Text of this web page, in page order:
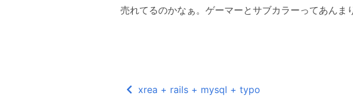
売れてるのかなぁ。ゲーマーとサブカラーってあんま
xrea + rails + mysql + typo